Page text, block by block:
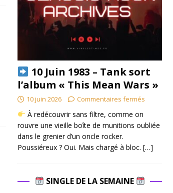
10 Juin 1983 – Tank sort
l’album « This Mean Wars »
10 juin 2026 Commentaires fermés
À redécouvrir sans filtre, comme on
rouvre une vieille boîte de munitions oubliée
dans le grenier d’un oncle rocker.
Poussiéreux ? Oui. Mais chargé à bloc. […]
SINGLE DE LA SEMAINE